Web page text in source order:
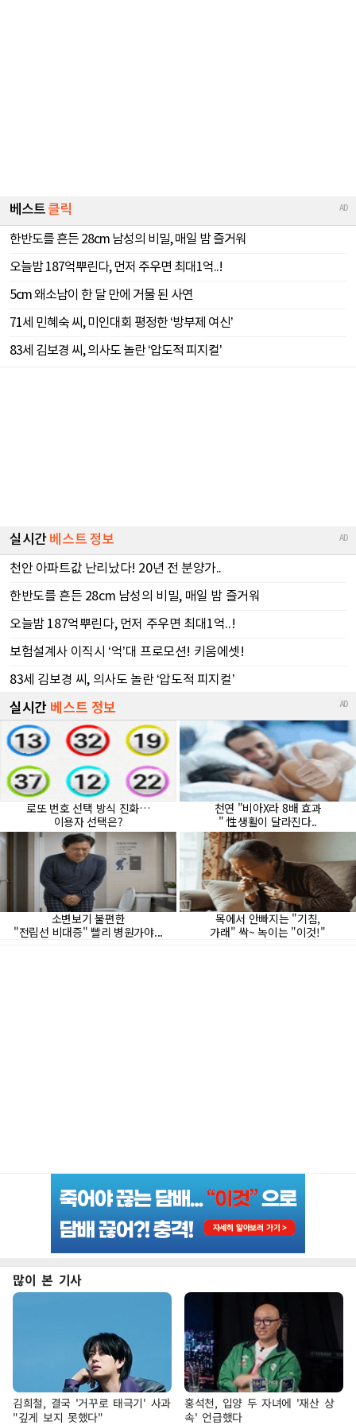
많이 본 기사
김희철, 결국 '거꾸로 태극기' 사과
"깊게 보지 못했다"
홍석천, 입양 두 자녀에 '재산 상
속' 언급했다